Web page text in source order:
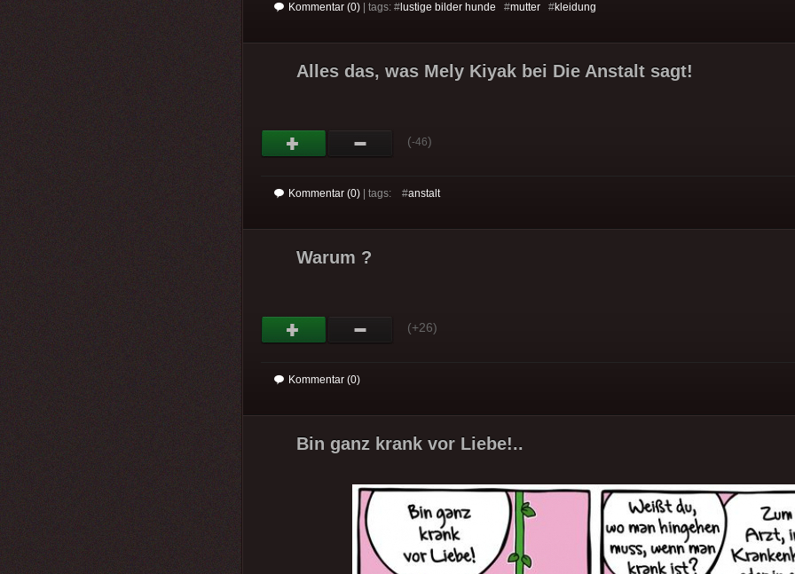
Kommentar (0) | tags: # lustige bilder hunde #mutter #kleidung
Alles das, was Mely Kiyak bei Die Anstalt sagt!
(-46)
Kommentar (0) | tags: #anstalt
Warum ?
(+26)
Kommentar (0)
Bin ganz krank vor Liebe!..